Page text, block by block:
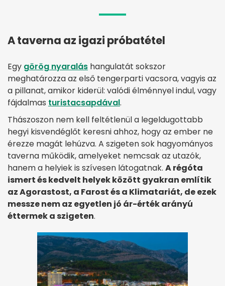
A taverna az igazi próbatétel
Egy görög nyaralás hangulatát sokszor
meghatározza az első tengerparti vacsora, vagyis az
a pillanat, amikor kiderül: valódi élménnyel indul, vagy
fájdalmas turistacsapdával.
Thászoszon nem kell feltétlenül a legeldugottabb
hegyi kisvendéglőt keresni ahhoz, hogy az ember ne
érezze magát lehúzva. A szigeten sok hagyományos
taverna működik, amelyeket nemcsak az utazók,
hanem a helyiek is szívesen látogatnak. A régóta
ismert és kedvelt helyek között gyakran említik
az Agorastost, a Farost és a Klimatariát, de ezek
messze nem az egyetlen jó ár-érték arányú
éttermek a szigeten.